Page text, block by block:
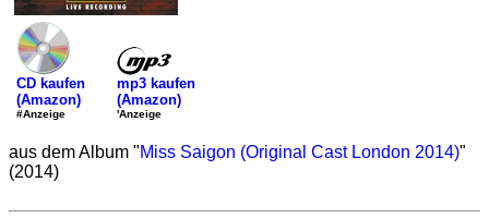
CD kaufen
(Amazon)
#Anzeige
mp3 kaufen
(Amazon)
'Anzeige
aus dem Album "Miss Saigon (Original Cast London 2014)"
(2014)